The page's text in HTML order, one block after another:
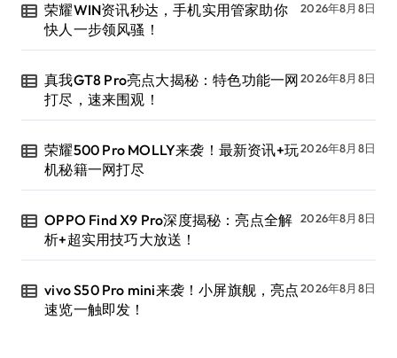
荣耀WIN资讯秒达，手机实用管家助你
快人一步领风骚！
2026年8月8日
真我GT8 Pro亮点大揭秘：特色功能一网
打尽，速来围观！
2026年8月8日
荣耀500 Pro MOLLY来袭！最新资讯+玩
机秘籍一网打尽
2026年8月8日
OPPO Find X9 Pro深度揭秘：亮点全解
析+超实用技巧大放送！
2026年8月8日
vivo S50 Pro mini来袭！小屏旗舰，亮点
速览一触即发！
2026年8月8日